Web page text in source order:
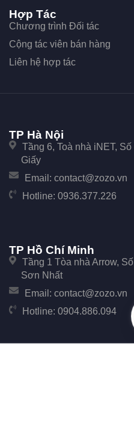
Hợp Tác
Chương trình Đối tác
Cộng tác viên bán hàng
Liên hệ hợp tác
TP Hà Nội
Tầng 6, Toà nhà iNET,
Giấy
Email: contact@zozo.vn
Hotline: 0936.377.226
TP Hồ Chí Minh
Tầng 1 Tòa nhà Arrow,
Sơn Nhất
Email: contact@zozo.vn
Hotline: 0904.886.094